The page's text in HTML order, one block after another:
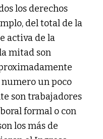
los derechos
del total de la
activa de la
mitad son
numero un poco
son trabajadores
formal o con
los más de